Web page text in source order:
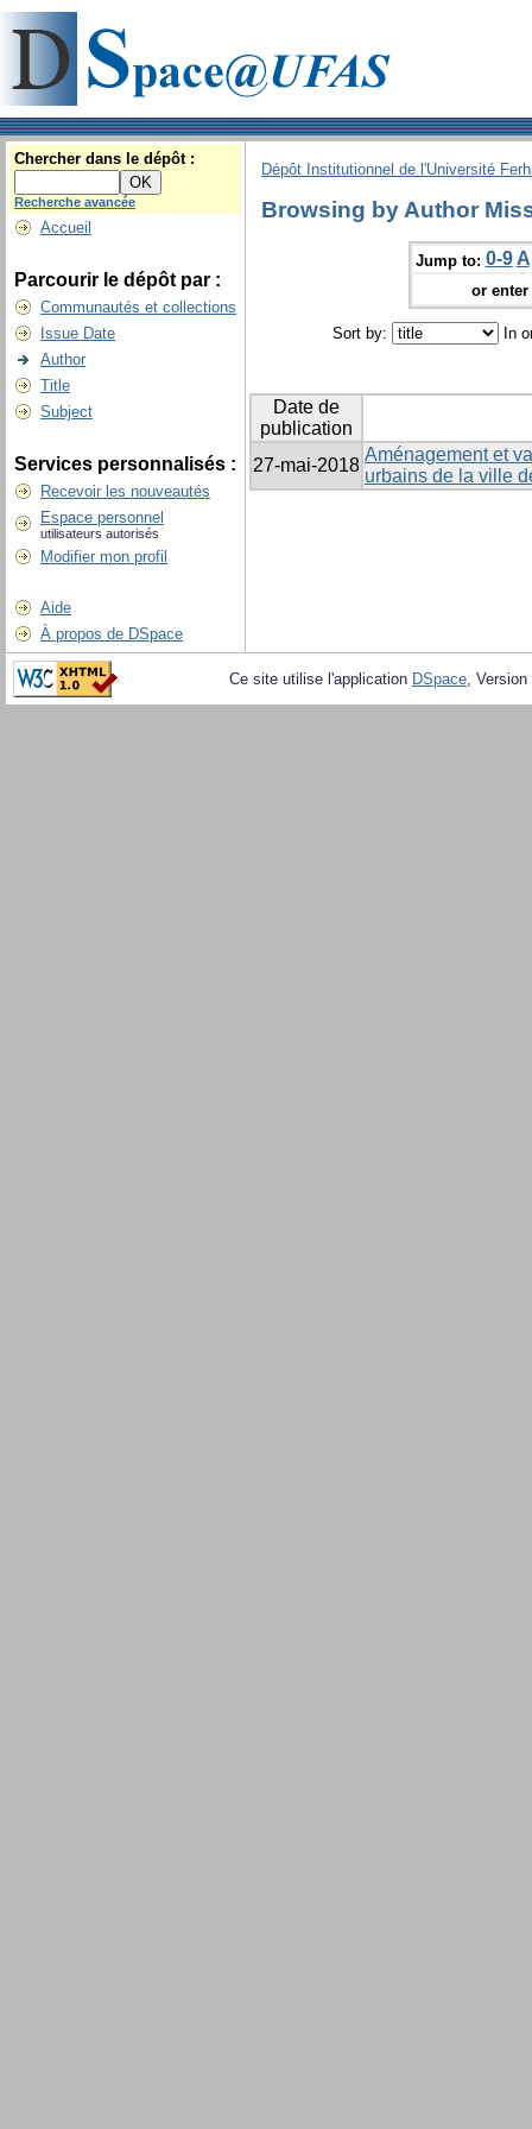
Chercher dans le dépôt :
Recherche avancée
Accueil
Parcourir le dépôt par :
Communautés et collections
Issue Date
Author
Title
Subject
Services personnalisés :
Recevoir les nouveautés
Espace personnel
utilisateurs autorisés
Modifier mon profil
Aide
À propos de DSpace
Dépôt Institutionnel de l'Université
Browsing by Author
Jump to: 0-9 A
or
Sort by: In
Date de
publication
27-mai-2018
Aménagement et
urbains de la ville
Ce site utilise l'application DSpace,